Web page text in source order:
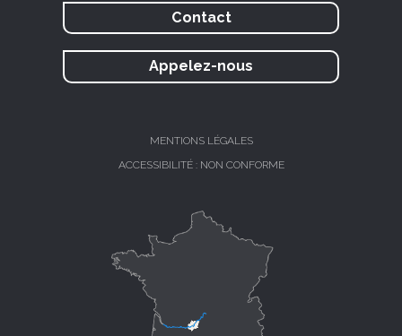
Contact
Appelez-nous
MENTIONS LÉGALES
ACCESSIBILITÉ : NON CONFORME